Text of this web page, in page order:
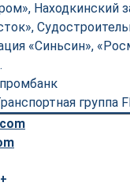
Находкинский
«Синьсин»,
группа